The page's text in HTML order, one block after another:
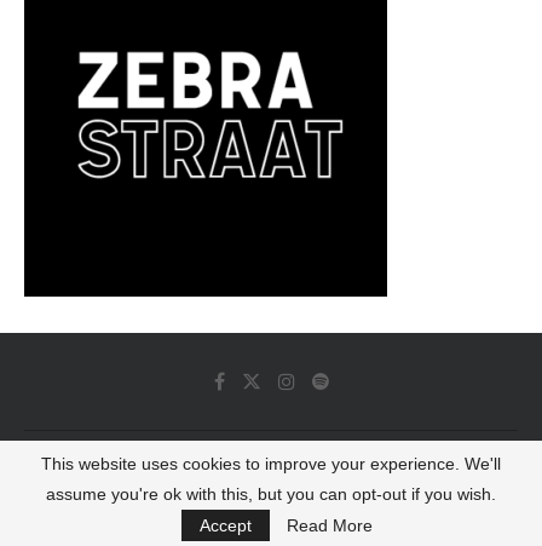
© 2022 - Luminous Dash All Rights Reserved
BACK TO TOP
This website uses cookies to improve your experience. We'll
assume you're ok with this, but you can opt-out if you wish.
Accept
Read More